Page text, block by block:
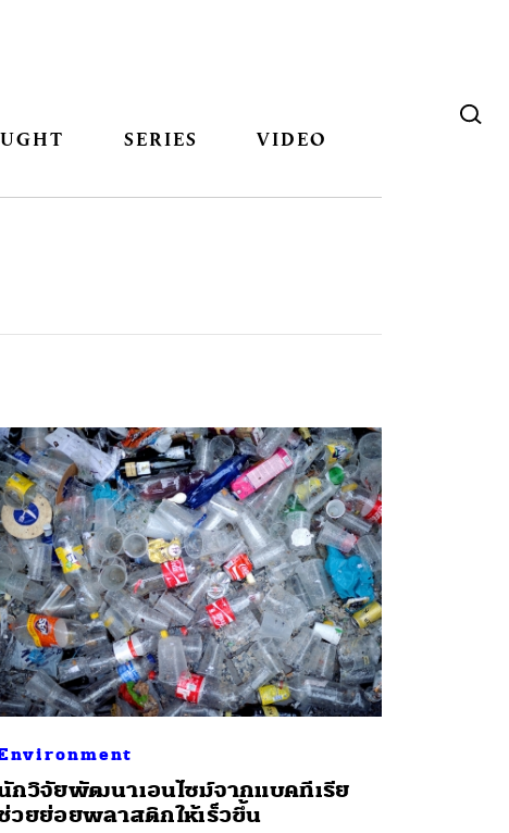
SERIES VIDEO
กวิจัยพัฒนาเอนไซม์จากแบคทีเรีย
วยย่อยพลาสติกให้เร็วขึ้น